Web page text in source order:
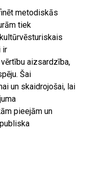
metodiskās
tiek
ir
aizsardzība,
Šai
un skaidrojošai, lai
pieejām un